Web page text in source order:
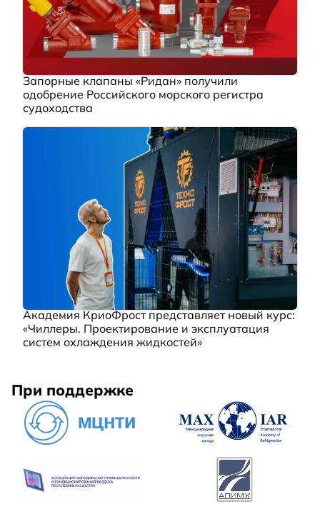
Запорные клапаны «Ридан» получили
одобрение Российского морского регистра
судоходства
Академия КриоФрост представляет новый курс:
«Чиллеры. Проектирование и эксплуатация
систем охлаждения жидкостей»
При поддержке